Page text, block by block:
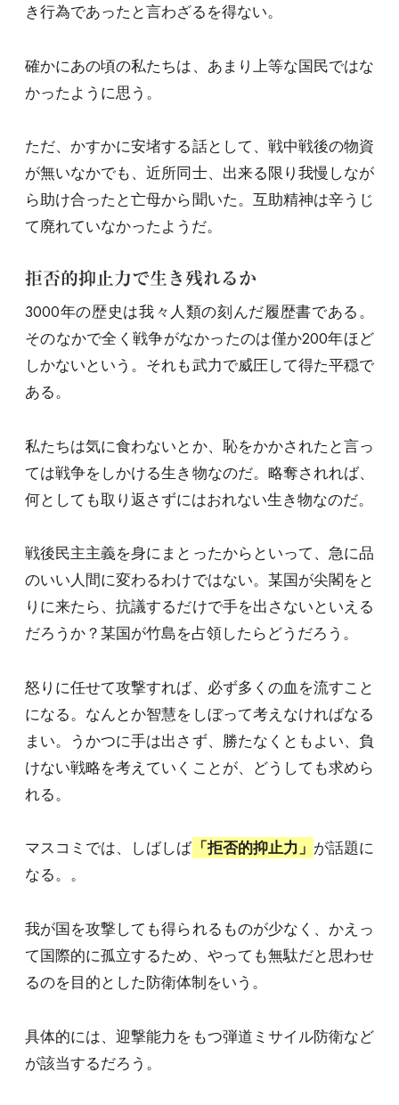
き行為であったと言わざるを得ない。
確かにあの頃の私たちは、あまり上等な国民ではな
かったように思う。
ただ、かすかに安堵する話として、戦中戦後の物資
が無いなかでも、近所同士、出来る限り我慢しなが
ら助け合ったと亡母から聞いた。互助精神は辛うじ
て廃れていなかったようだ。
拒否的抑止力で生き残れるか
3000年の歴史は我々人類の刻んだ履歴書である。
そのなかで全く戦争がなかったのは僅か200年ほど
しかないという。それも武力で威圧して得た平穏で
ある。
私たちは気に食わないとか、恥をかかされたと言っ
ては戦争をしかける生き物なのだ。略奪されれば、
何としても取り返さずにはおれない生き物なのだ。
戦後民主主義を身にまとったからといって、急に品
のいい人間に変わるわけではない。某国が尖閣をと
りに来たら、抗議するだけで手を出さないといえる
だろうか？某国が竹島を占領したらどうだろう。
怒りに任せて攻撃すれば、必ず多くの血を流すこと
になる。なんとか智慧をしぼって考えなければなる
まい。うかつに手は出さず、勝たなくともよい、負
けない戦略を考えていくことが、どうしても求めら
れる。
マスコミでは、しばしば「拒否的抑止力」 が話題に
なる。。
我が国を攻撃しても得られるものが少なく、かえっ
て国際的に孤立するため、やっても無駄だと思わせ
るのを目的とした防衛体制をいう。
具体的には、迎撃能力をもつ弾道ミサイル防衛など
が該当するだろう。